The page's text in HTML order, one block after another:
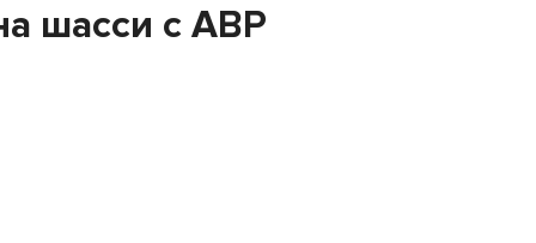
шасси с АВР